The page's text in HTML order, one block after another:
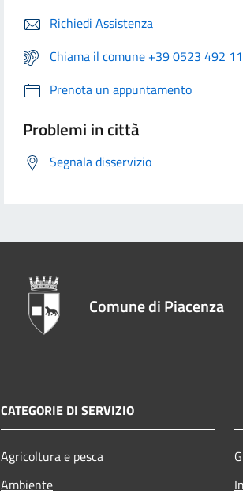
Richiedi Assistenza
Chiama il comune +39 0523 492
Prenota un appuntamento
Problemi in città
Segnala disservizio
Comune di Piacenza
CATEGORIE DI SERVIZIO
Agricoltura e pesca
Ambiente